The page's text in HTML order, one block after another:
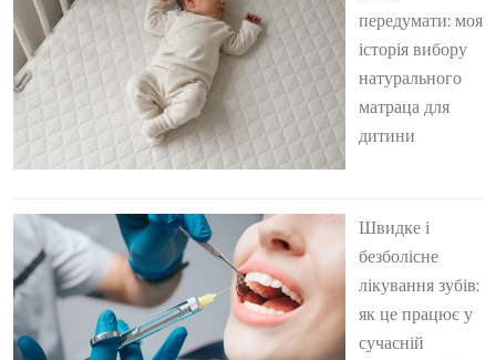
передумати: моя
історія вибору
натурального
матраца для
дитини
Швидке і
безболісне
лікування зубів:
як це працює у
сучасній